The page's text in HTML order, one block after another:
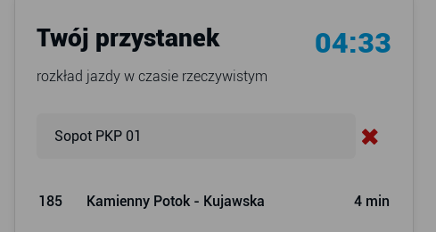
Twój przystanek 04:33
rozkład jazdy w czasie rzeczywistym
185 Kamienny Potok - Kujawska 4 min